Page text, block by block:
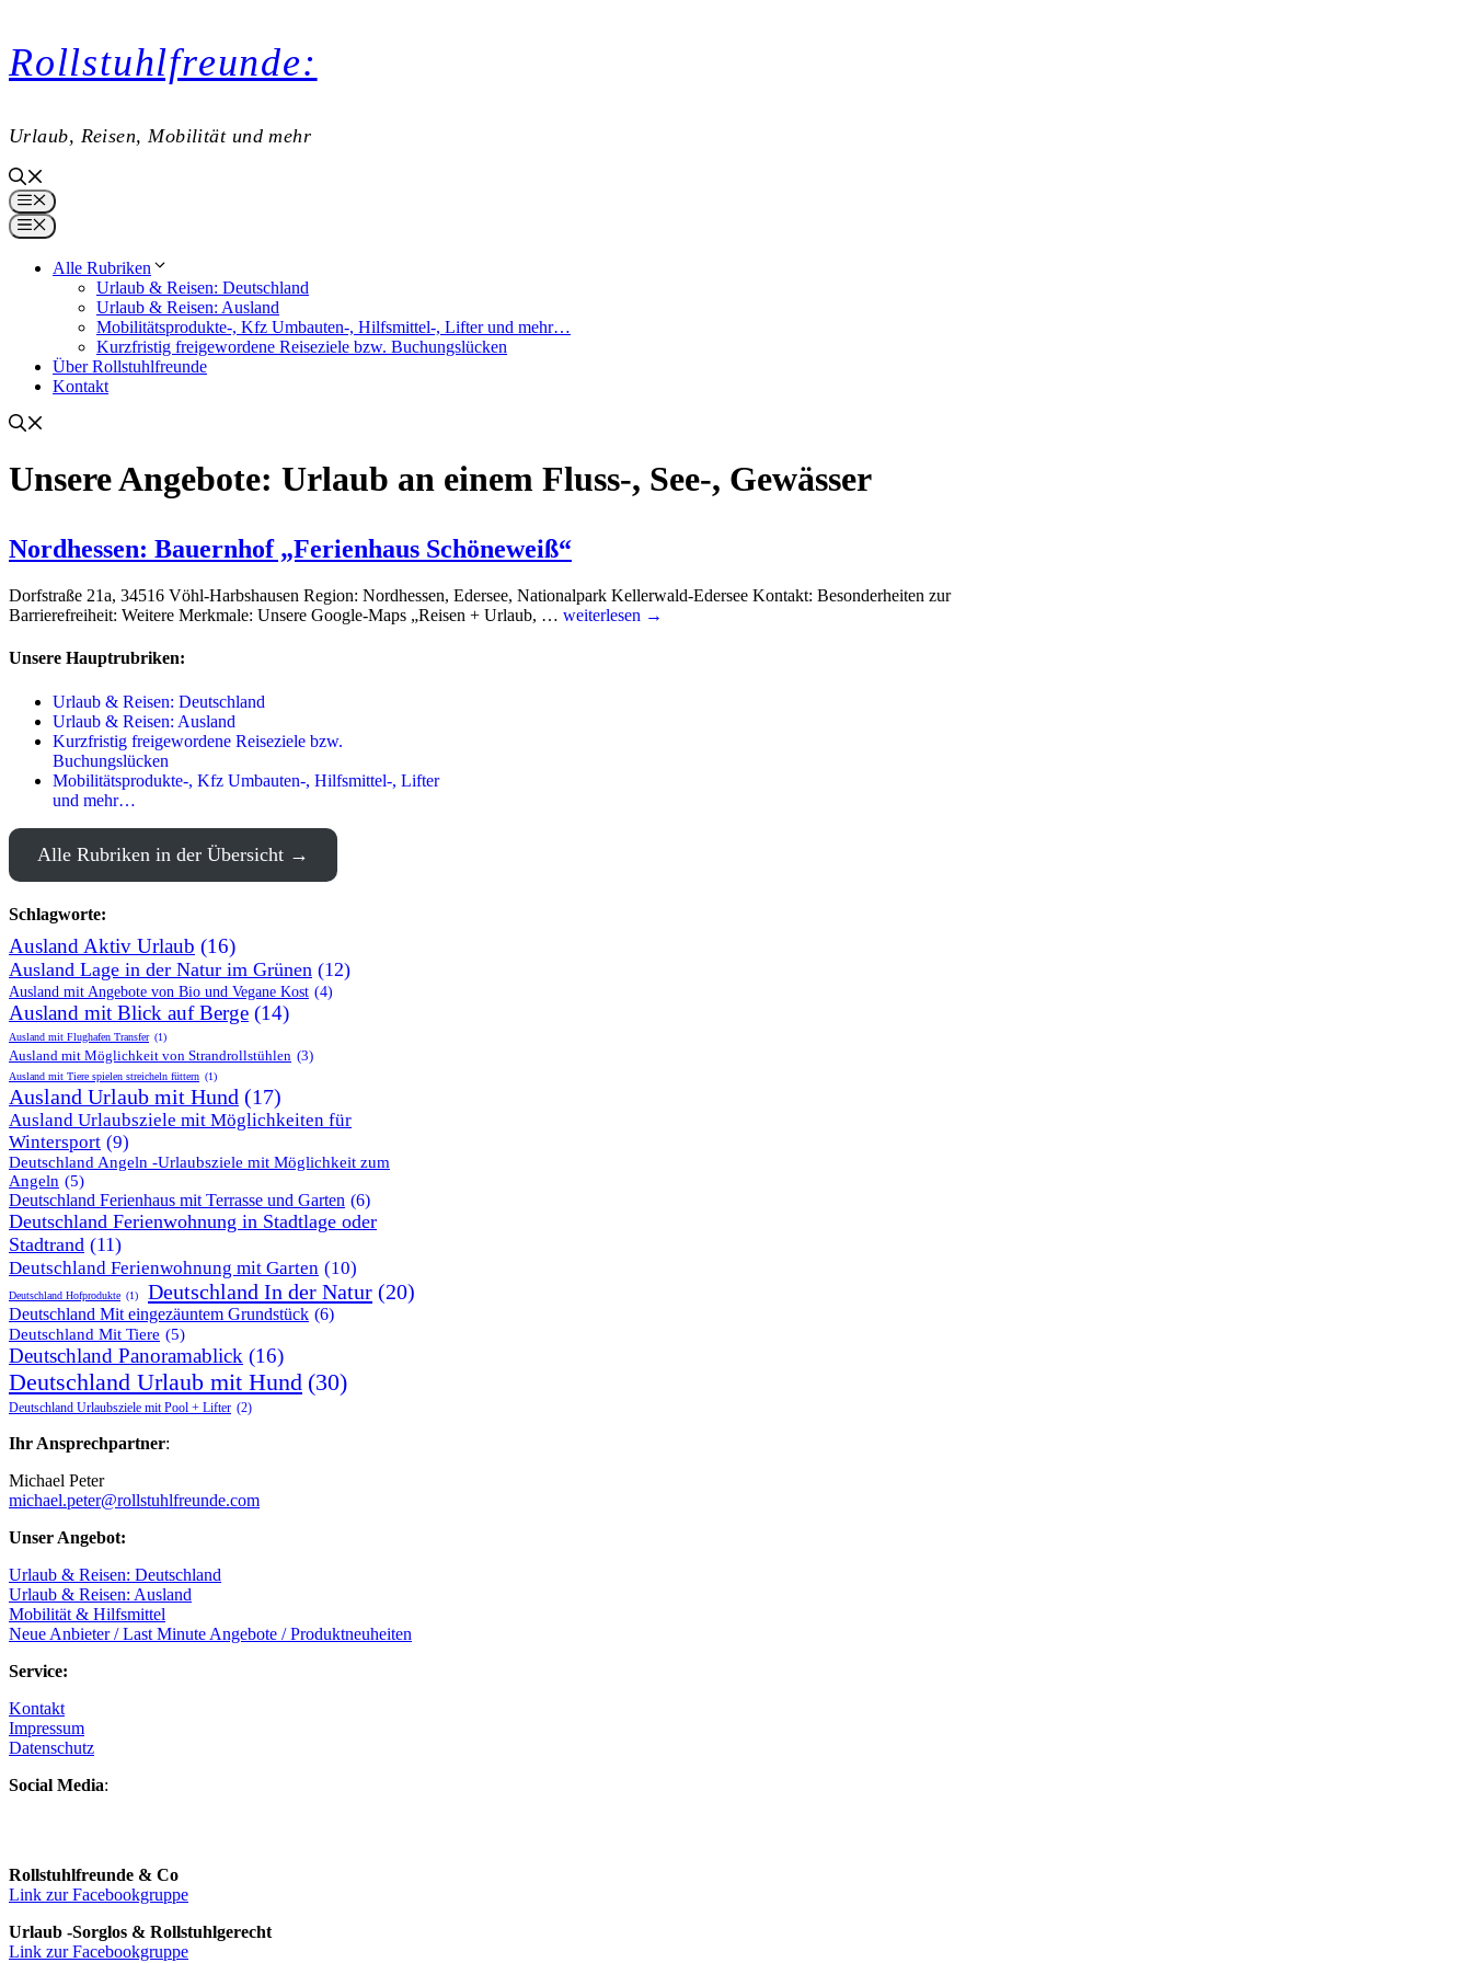
Zum
Inhalt
springen
Rollstuhlfreunde:
Urlaub, Reisen, Mobilität und mehr
Menü
Menü
Alle Rubriken
Urlaub & Reisen: Deutschland
Urlaub & Reisen: Ausland
Mobilitätsprodukte-, Kfz Umbauten-, Hilfsmittel-, Lifter und mehr…
Kurzfristig freigewordene Reiseziele bzw. Buchungslücken
Über Rollstuhlfreunde
Kontakt
Urlaub an einem Fluss-, See-, Gewässer
Nordhessen: Bauernhof „Ferienhaus Schöneweiß“
Dorfstraße 21a, 34516 Vöhl-Harbshausen Region: Nordhessen, Edersee, Nationalpark Kellerwald-Edersee Kontakt: Besonderheiten zur
Barrierefreiheit: Weitere Merkmale: Unsere Google-Maps „Reisen + Urlaub, … weiterlesen →
Unsere Hauptrubriken:
Urlaub & Reisen: Deutschland
Urlaub & Reisen: Ausland
Kurzfristig freigewordene Reiseziele bzw.
Buchungslücken
Mobilitätsprodukte-, Kfz Umbauten-, Hilfsmittel-, Lifter
und mehr…
Alle Rubriken in der Übersicht
Schlagworte:
Ausland Aktiv Urlaub (16)
Ausland Lage in der Natur im Grünen (12)
Ausland mit Angebote von Bio und Vegane Kost (4)
Ausland mit Blick auf Berge (14)
Ausland mit Flughafen Transfer (1)
Ausland mit Möglichkeit von Strandrollstühlen (3)
Ausland mit Tiere spielen streicheln füttern (1)
Ausland Urlaub mit Hund (17)
Ausland Urlaubsziele mit Möglichkeiten für
Wintersport (9)
Deutschland Angeln -Urlaubsziele mit Möglichkeit zum
Angeln (5)
Deutschland Ferienhaus mit Terrasse und Garten (6)
Deutschland Ferienwohnung in Stadtlage oder
Stadtrand (11)
Deutschland Ferienwohnung mit Garten (10)
Deutschland Hofprodukte (1) Deutschland In der Natur (20)
Deutschland Mit eingezäuntem Grundstück (6)
Deutschland Mit Tiere (5)
Deutschland Panoramablick (16)
Deutschland Urlaub mit Hund (30)
Deutschland Urlaubsziele mit Pool + Lifter (2)
Ihr Ansprechpartner:
Michael Peter
michael.peter@rollstuhlfreunde.com
Unser Angebot:
Urlaub & Reisen: Deutschland
Urlaub & Reisen: Ausland
Mobilität & Hilfsmittel
Neue Anbieter / Last Minute Angebote / Produktneuheiten
Service:
Kontakt
Impressum
Datenschutz
Social Media:
Rollstuhlfreunde & Co
Link zur Facebookgruppe
Urlaub -Sorglos & Rollstuhlgerecht
Link zur Facebookgruppe